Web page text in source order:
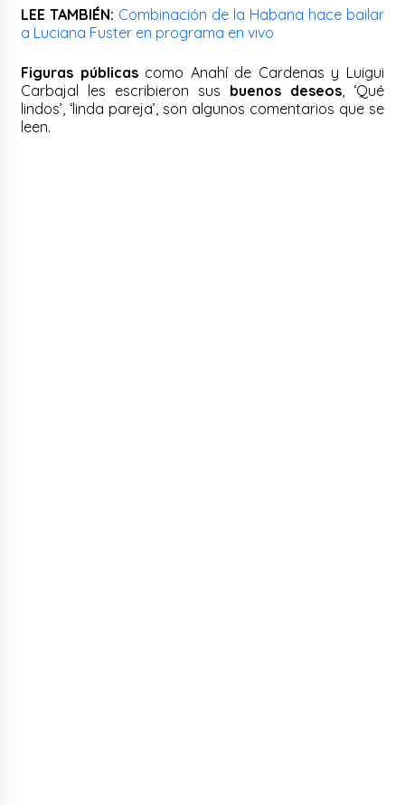
LEE TAMBIÉN: Combinación de la Habana hace bailar
a Luciana Fuster en programa en vivo
Figuras públicascomo Anahí de Cardenas y Luigui
Carbajal les escribieron sus buenos deseos, ‘Qué
lindos’, ‘linda pareja’, son algunos comentarios que se
leen.